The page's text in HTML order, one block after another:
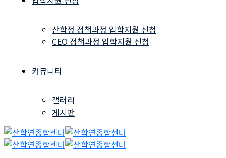
산학정 정책과정 입학지원 신청
CEO 정책과정 입학지원 신청
커뮤니티
갤러리
게시판